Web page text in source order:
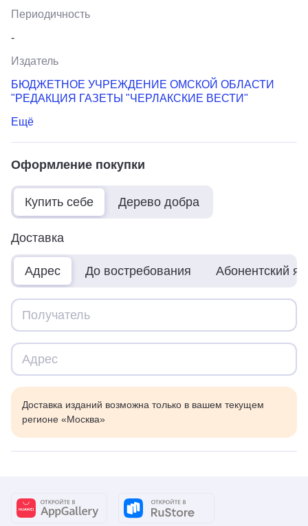
Периодичность
-
Издатель
БЮДЖЕТНОЕ УЧРЕЖДЕНИЕ ОМСКОЙ ОБЛАСТИ
"РЕДАКЦИЯ ГАЗЕТЫ "ЧЕРЛАКСКИЕ ВЕСТИ"
Ещё
Оформление покупки
Купить себе Дерево добра
Доставка
Адрес До востребования Абонентский
Доставка изданий возможна только в вашем текущем
регионе «Москва»